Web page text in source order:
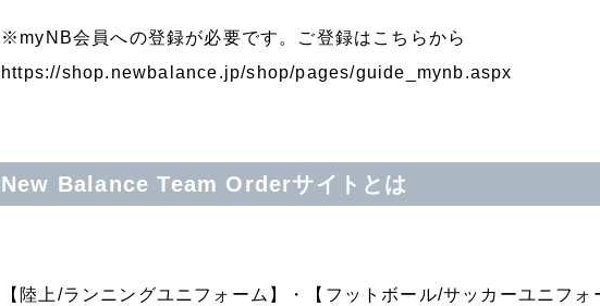
※myNB会員への登録が必要です。ご登録はこちらから
https://shop.newbalance.jp/shop/pages/guide_mynb.aspx
New Balance Team Orderサイトとは
【陸上/ランニングユニフォーム】・【フットボール/サッカーユニフ